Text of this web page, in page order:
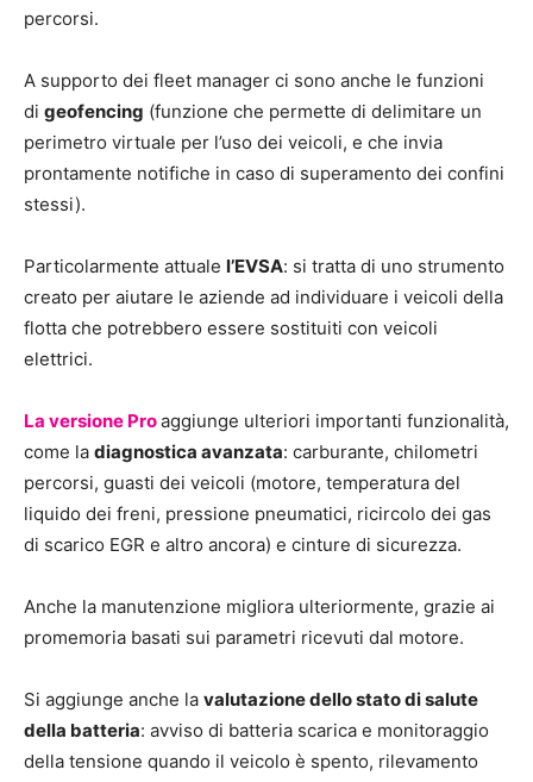
percorsi.
A supporto dei fleet manager ci sono anche le funzioni
di geofencing (funzione che permette di delimitare un
perimetro virtuale per l’uso dei veicoli, e che invia
prontamente notifiche in caso di superamento dei confini
stessi).
Particolarmente attuale l’EVSA: si tratta di uno strumento
creato per aiutare le aziende ad individuare i veicoli della
flotta che potrebbero essere sostituiti con veicoli
elettrici.
La versione Proaggiunge ulteriori importanti funzionalità,
come la diagnostica avanzata: carburante, chilometri
percorsi, guasti dei veicoli (motore, temperatura del
liquido dei freni, pressione pneumatici, ricircolo dei gas
di scarico EGR e altro ancora) e cinture di sicurezza.
Anche la manutenzione migliora ulteriormente, grazie ai
promemoria basati sui parametri ricevuti dal motore.
Si aggiunge anche la valutazione dello stato di salute
della batteria: avviso di batteria scarica e monitoraggio
della tensione quando il veicolo è spento, rilevamento